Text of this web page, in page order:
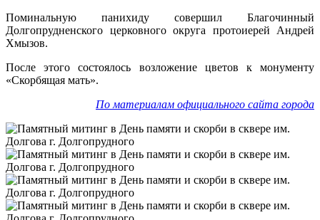
Поминальную панихиду совершил Благочинный
Долгопрудненского церковного округа протоиерей Андрей
Хмызов.
После этого состоялось возложение цветов к монументу
«Скорбящая мать».
По материалам официального сайта города